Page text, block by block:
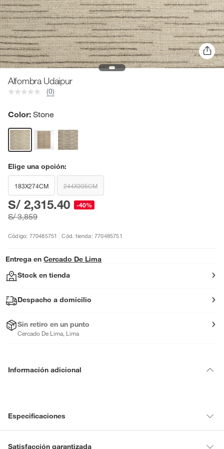
Alfombra Udaipur
(0)
Color: Stone
Elige una opción:
183X274CM 244X305CM
S/ 2,315.40 -40%
S/ 3,859
Código: 770485751 Cód. tienda: 770485751
Entrega en Cercado De Lima
Stock en tienda
Despacho a domicilio
Sin retiro en un punto
Cercado De Lima, Lima
Información adicional
Especificaciones
Condicion del
Satisfacción garantizada